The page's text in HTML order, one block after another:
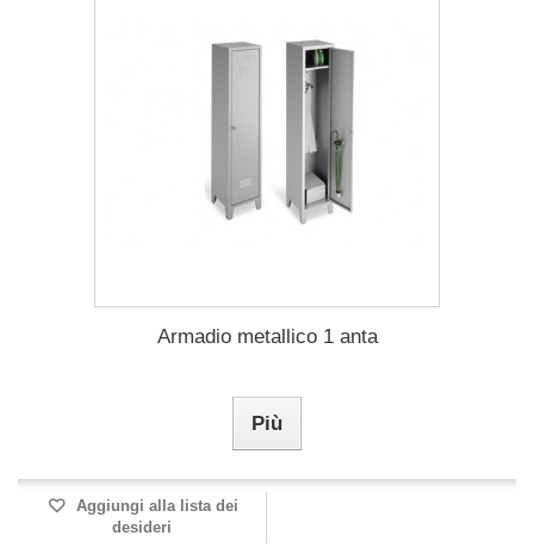
Armadio metallico 1 anta
Più
Aggiungi alla lista dei
desideri